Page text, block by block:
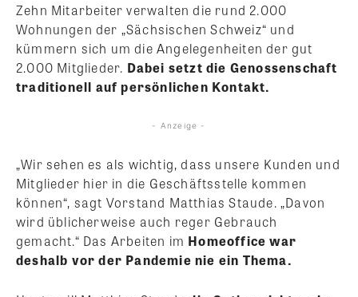
Zehn Mitarbeiter verwalten die rund 2.000
Wohnungen der „Sächsischen Schweiz“ und
kümmern sich um die Angelegenheiten der gut
2.000 Mitglieder. Dabei setzt die Genossenschaft
traditionell auf persönlichen Kontakt.
- Anzeige -
„Wir sehen es als wichtig, dass unsere Kunden und
Mitglieder hier in die Geschäftsstelle kommen
können“, sagt Vorstand Matthias Staude. „Davon
wird üblicherweise auch reger Gebrauch
gemacht.“ Das Arbeiten im Homeoffice war
deshalb vor der Pandemie nie ein Thema.